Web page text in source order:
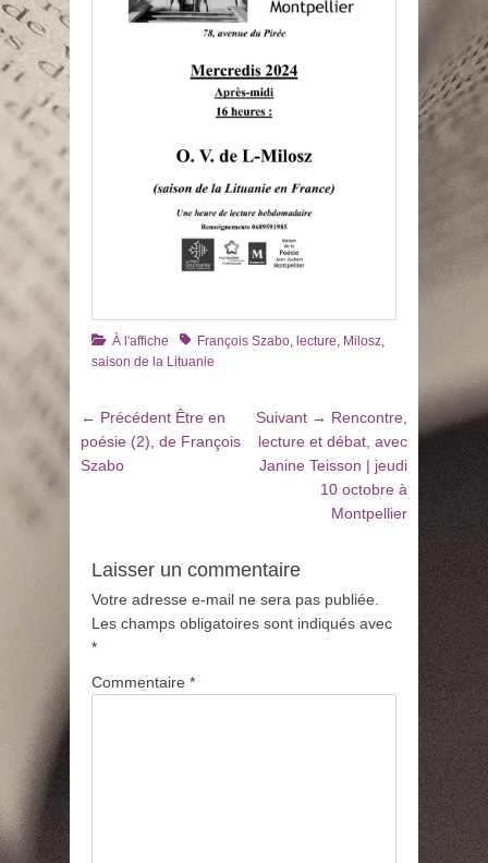
Catégories
À l'affiche TagsFrançois Szabo, lecture, Milosz,
saison de la Lituanie
Navigation
de
l’article
← Précédent Article
précédent
Être en
poésie (2), de François
Szabo
Suivant → Article
suivant
:
Rencontre,
lecture et débat, avec
Janine Teisson | jeudi
10 octobre à
Montpellier
Laisser un commentaire
Votre adresse e-mail ne sera pas publiée.
Les champs obligatoires sont indiqués avec
*
Commentaire *